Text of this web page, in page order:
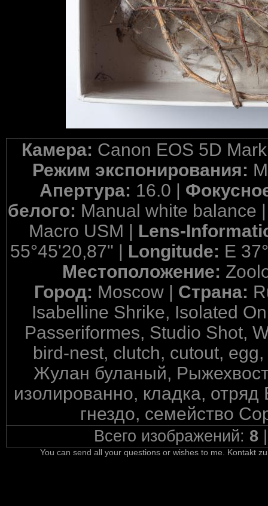
Камера: Canon EOS 5D
Режим экспонирования:
Апертура: 16.0 |
белого: Manual white balance
Macro USM | Lens-
55°45'20,87" | Longitude: E
Местоположение:
Город: Moscow | Страна:
Isabelline Shrike, Isolated
Passeriformes, Studio Shot,
bird-nest, clutch, cutout,
Жулан буланый,
изолированно, кладка,
гнездо, семейство
Всего изображений: 8
You can send all your questions or wishes to me. Kontakt